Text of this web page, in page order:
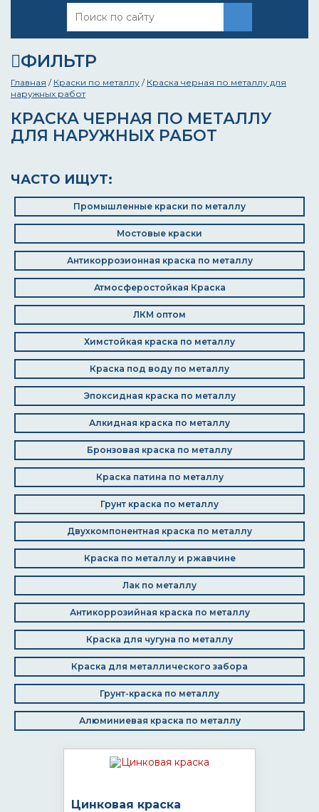
ФИЛЬТР
Главная / Краски по металлу / Краска черная по металлу для
наружных работ
КРАСКА ЧЕРНАЯ ПО МЕТАЛЛУ
ДЛЯ НАРУЖНЫХ РАБОТ
ЧАСТО ИЩУТ:
Промышленные краски по металлу
Мостовые краски
Антикоррозионная краска по металлу
Атмосферостойкая Краска
ЛКМ оптом
Химстойкая краска по металлу
Краска под воду по металлу
Эпоксидная краска по металлу
Алкидная краска по металлу
Бронзовая краска по металлу
Краска патина по металлу
Грунт краска по металлу
Двухкомпонентная краска по металлу
Краска по металлу и ржавчине
Лак по металлу
Антикоррозийная краска по металлу
Краска для чугуна по металлу
Краска для металлического забора
Грунт-краска по металлу
Алюминиевая краска по металлу
Цинковая краска